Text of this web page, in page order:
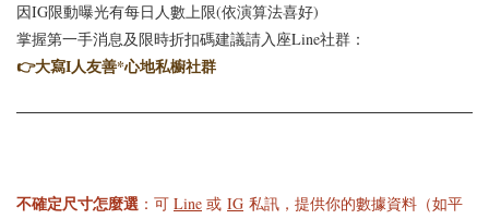
因IG限動曝光有每日人數上限(依演算法喜好)
掌握第一手消息及限時折扣碼建議請入座Line社群：
👉大寫I人友善*心地私櫥社群
不確定尺寸怎麼選 ：可 Line 或 IG 私訊，提供你的數據資料（如平